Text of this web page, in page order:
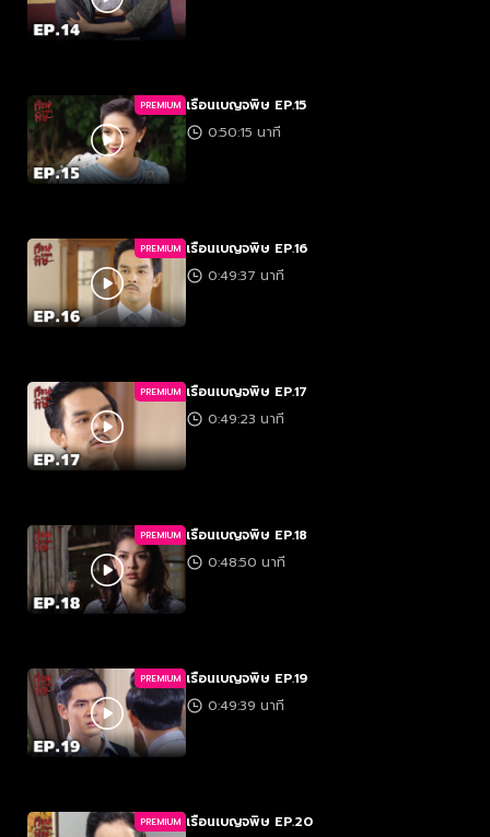
PREMIUM เรือนเบญจพิษ EP.15
0:50:15 นาที
PREMIUM เรือนเบญจพิษ EP.16
0:49:37 นาที
PREMIUM เรือนเบญจพิษ EP.17
0:49:23 นาที
PREMIUM เรือนเบญจพิษ EP.18
0:48:50 นาที
PREMIUM เรือนเบญจพิษ EP.19
0:49:39 นาที
PREMIUM เรือนเบญจพิษ EP.20